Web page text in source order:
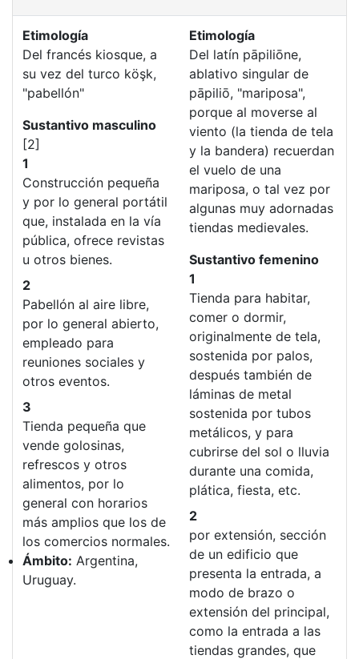
Etimología
Del francés kiosque, a
su vez del turco köşk,
"pabellón"
Sustantivo masculino
[2]
1
Construcción pequeña
y por lo general portátil
que, instalada en la vía
pública, ofrece revistas
u otros bienes.
2
Pabellón al aire libre,
por lo general abierto,
empleado para
reuniones sociales y
otros eventos.
3
Tienda pequeña que
vende golosinas,
refrescos y otros
alimentos, por lo
general con horarios
más amplios que los de
los comercios normales.
Ámbito: Argentina,
Uruguay.
Etimología
Del latín pāpiliōne,
ablativo singular de
pāpiliō, "mariposa",
porque al moverse al
viento (la tienda de tela
y la bandera) recuerdan
el vuelo de una
mariposa, o tal vez por
algunas muy adornadas
tiendas medievales.
Sustantivo femenino
1
Tienda para habitar,
comer o dormir,
originalmente de tela,
sostenida por palos,
después también de
láminas de metal
sostenida por tubos
metálicos, y para
cubrirse del sol o lluvia
durante una comida,
plática, fiesta, etc.
2
por extensión, sección
de un edificio que
presenta la entrada, a
modo de brazo o
extensión del principal,
como la entrada a las
tiendas grandes, que